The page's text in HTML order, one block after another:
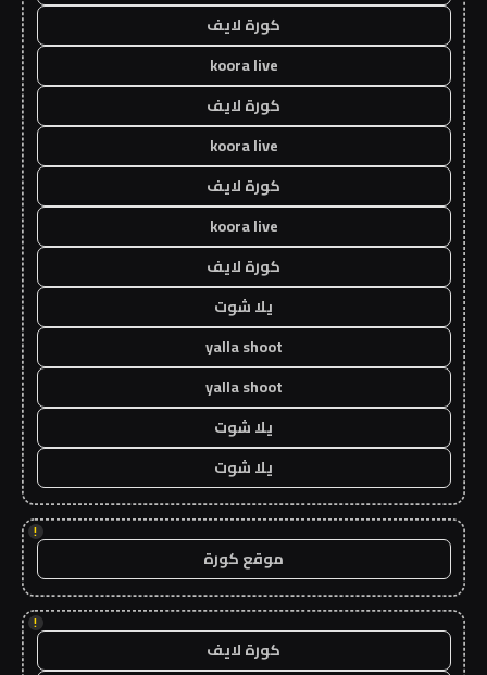
كورة لايف
koora live
كورة لايف
koora live
كورة لايف
koora live
كورة لايف
يلا شوت
yalla shoot
yalla shoot
يلا شوت
يلا شوت
!
موقع كورة
!
كورة لايف